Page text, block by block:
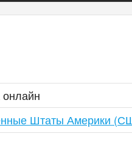
онлайн
Штаты Америки